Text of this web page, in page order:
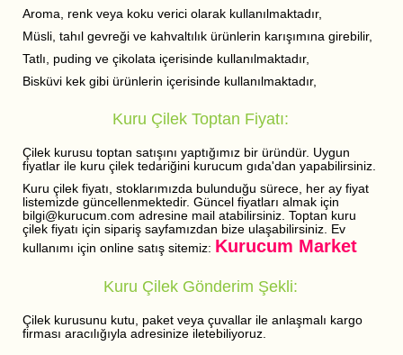
Aroma, renk veya koku verici olarak kullanılmaktadır,
Müsli, tahıl gevreği ve kahvaltılık ürünlerin karışımına girebilir,
Tatlı, puding ve çikolata içerisinde kullanılmaktadır,
Bisküvi kek gibi ürünlerin içerisinde kullanılmaktadır,
Kuru Çilek Toptan Fiyatı:
Çilek kurusu toptan satışını yaptığımız bir üründür. Uygun
fiyatlar ile kuru çilek tedariğini kurucum gıda'dan yapabilirsiniz.
Kuru çilek fiyatı, stoklarımızda bulunduğu sürece, her ay fiyat
listemizde güncellenmektedir. Güncel fiyatları almak için
bilgi@kurucum.com adresine mail atabilirsiniz. Toptan kuru
çilek fiyatı için sipariş sayfamızdan bize ulaşabilirsiniz. Ev
kullanımı için online satış sitemiz: Kurucum Market
Kuru Çilek Gönderim Şekli:
Çilek kurusunu kutu, paket veya çuvallar ile anlaşmalı kargo
firması aracılığıyla adresinize iletebiliyoruz.